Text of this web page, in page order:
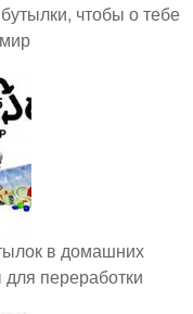
чтобы о тебе
в домашних
переработки